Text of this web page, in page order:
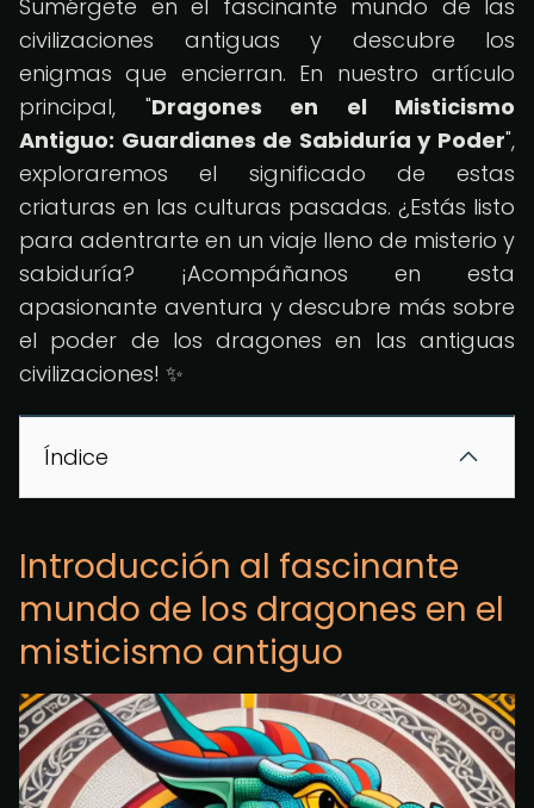
Sumérgete en el fascinante mundo de las
civilizaciones antiguas y descubre los
enigmas que encierran. En nuestro artículo
principal, "Dragones en el Misticismo
Antiguo: Guardianes de Sabiduría y Poder",
exploraremos el significado de estas
criaturas en las culturas pasadas. ¿Estás listo
para adentrarte en un viaje lleno de misterio y
sabiduría? ¡Acompáñanos en esta
apasionante aventura y descubre más sobre
el poder de los dragones en las antiguas
civilizaciones! ✨
Índice
Introducción al fascinante
mundo de los dragones en el
misticismo antiguo